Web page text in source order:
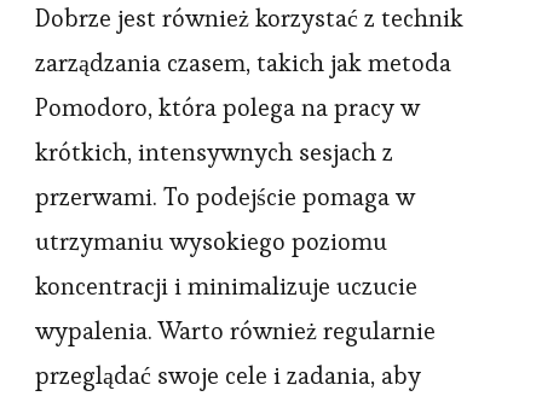
Dobrze jest również korzystać z technik
zarządzania czasem, takich jak metoda
Pomodoro, która polega na pracy w
krótkich, intensywnych sesjach z
przerwami. To podejście pomaga w
utrzymaniu wysokiego poziomu
koncentracji i minimalizuje uczucie
wypalenia. Warto również regularnie
przeglądać swoje cele i zadania, aby